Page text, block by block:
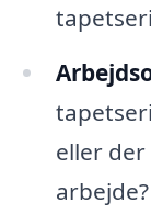
eller
arbejde?